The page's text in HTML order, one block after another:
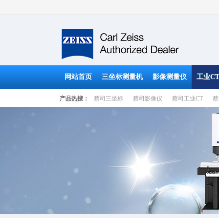
网站首页 三坐标测量机 影像测量仪 工业CT
产品热搜： 蔡司三坐标 蔡司影像仪 蔡司工业CT